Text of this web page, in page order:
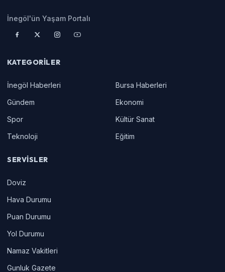
İnegöl'ün Yaşam Portalı
KATEGORILER
İnegöl Haberleri
Bursa Haberleri
Gündem
Ekonomi
Spor
Kültür Sanat
Teknoloji
Eğitim
SERVISLER
Doviz
Hava Durumu
Puan Durumu
Yol Durumu
Namaz Vakitleri
Gunluk Gazete